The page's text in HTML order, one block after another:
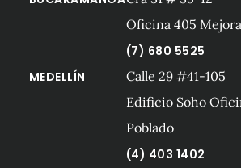
Oficina 405
(7) 680 5525
MEDELLÍN
Calle 29 #41-105
Edificio Soho
Poblado
(4) 403 1402